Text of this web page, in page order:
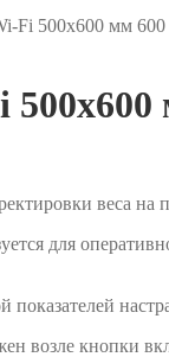
Fi 500х600 мм 600
веса
для
показателей
возле кнопки